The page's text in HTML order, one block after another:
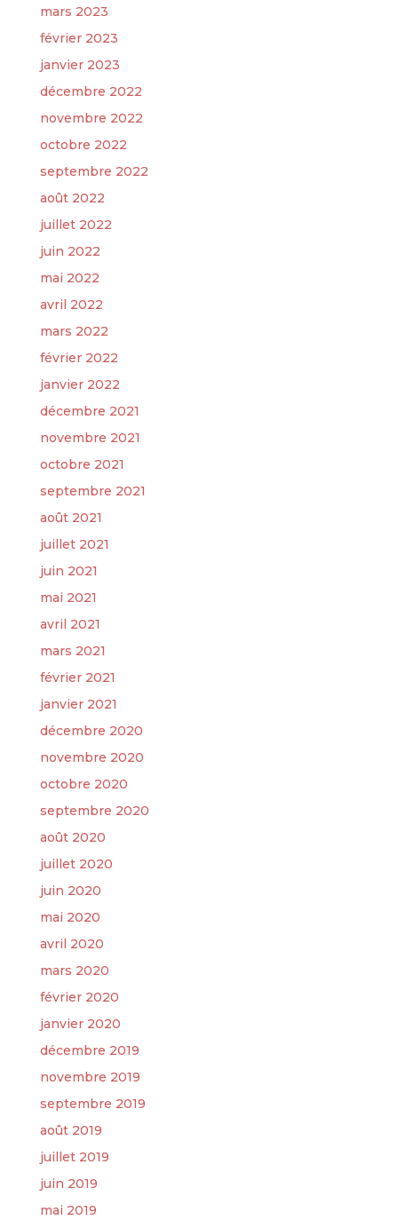
mars 2023
février 2023
janvier 2023
décembre 2022
novembre 2022
octobre 2022
septembre 2022
août 2022
juillet 2022
juin 2022
mai 2022
avril 2022
mars 2022
février 2022
janvier 2022
décembre 2021
novembre 2021
octobre 2021
septembre 2021
août 2021
juillet 2021
juin 2021
mai 2021
avril 2021
mars 2021
février 2021
janvier 2021
décembre 2020
novembre 2020
octobre 2020
septembre 2020
août 2020
juillet 2020
juin 2020
mai 2020
avril 2020
mars 2020
février 2020
janvier 2020
décembre 2019
novembre 2019
septembre 2019
août 2019
juillet 2019
juin 2019
mai 2019